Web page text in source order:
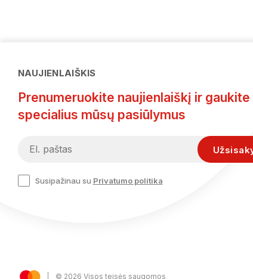
NAUJIENLAIŠKIS
Prenumeruokite naujienlaiškį ir gaukite
specialius mūsų pasiūlymus
Susipažinau su Privatumo politika
© 2026 Visos teisės saugomos